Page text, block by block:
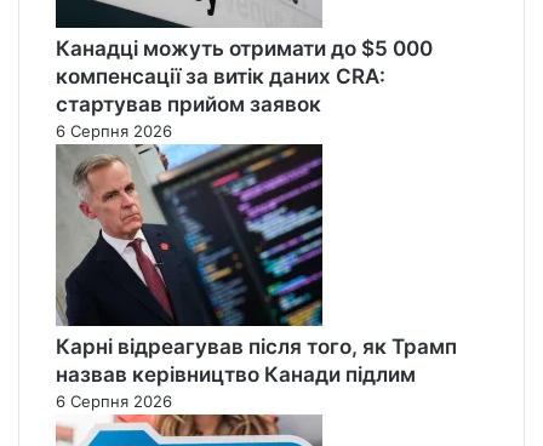
Канадці можуть отримати до $5 000
компенсації за витік даних CRA:
стартував прийом заявок
6 Серпня 2026
Карні відреагував після того, як Трамп
назвав керівництво Канади підлим
6 Серпня 2026